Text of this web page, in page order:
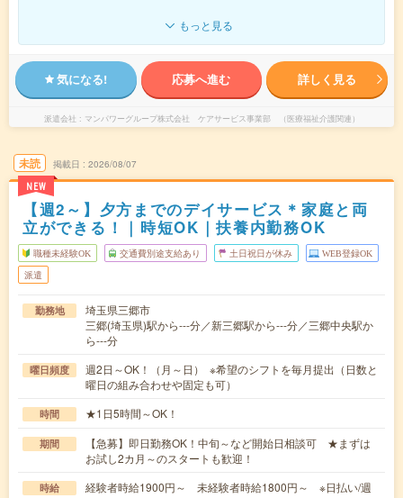
もっと見る
気になる! 応募へ進む 詳しく見る
派遣会社 マンパワーグループ株式会社 ケアサービス事業部 （医療福祉介護関連）
未読
NEW
掲載日 2026/08/07
【週2～】夕方までのデイサービス＊家庭と両
立ができる！｜時短OK｜扶養内勤務OK
職種未経験OK 交通費別途支給あり 土日祝日が休み WEB登録OK
派遣
勤務地
埼玉県三郷市
三郷(埼玉県)駅から---分／新三郷駅から---分／三郷中央駅か
ら---分
曜日頻度
週2日～OK！（月～日） ※希望のシフトを毎月提出（日数と
曜日の組み合わせや固定も可）
時間 ★1日5時間～OK！
期間
【急募】即日勤務OK！中旬～など開始日相談可 ★まずは
お試し2カ月～のスタートも歓迎！
時給
経験者時給1900円～ 未経験者時給1800円～ ※日払い/週